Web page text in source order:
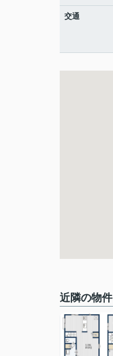
交通
近隣の物件